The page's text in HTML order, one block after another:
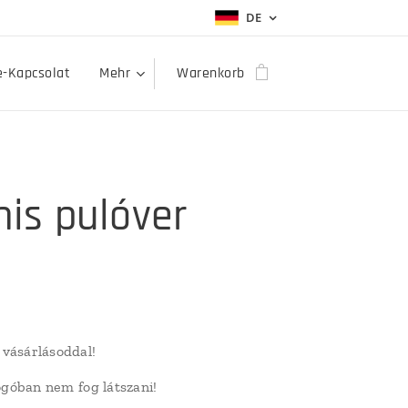
DE
Kapcsolat Mehr Warenkorb
pulóver
nem fog látszani!